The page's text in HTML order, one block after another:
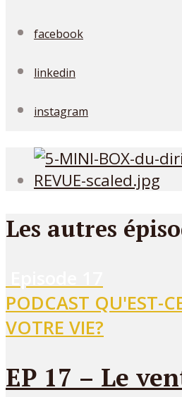
facebook
linkedin
instagram
Les autres
PODCAST QU'EST-
VOTRE VIE?
EP 17 – Le